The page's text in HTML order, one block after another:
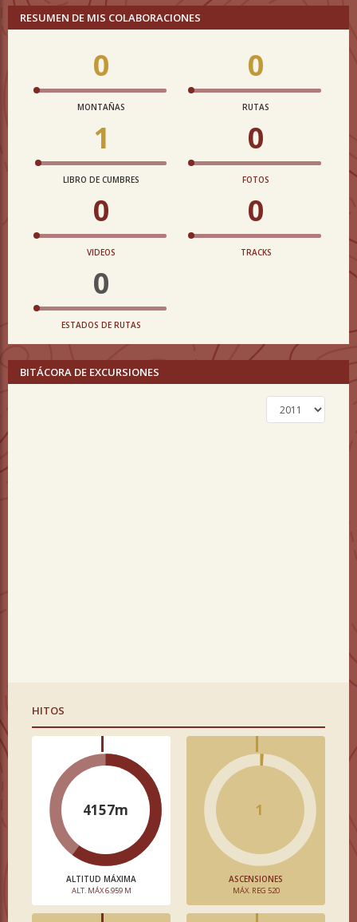
RESUMEN DE MIS COLABORACIONES
0
MONTAÑAS
0
RUTAS
1
LIBRO DE CUMBRES
0
FOTOS
0
VIDEOS
0
TRACKS
0
ESTADOS DE RUTAS
BITÁCORA DE EXCURSIONES
HITOS
4157m
ALTITUD MÁXIMA
ALT. MÁX 6.959 M
1
ASCENSIONES
MÁX. REG 520